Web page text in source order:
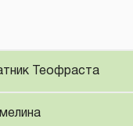
Теофраста